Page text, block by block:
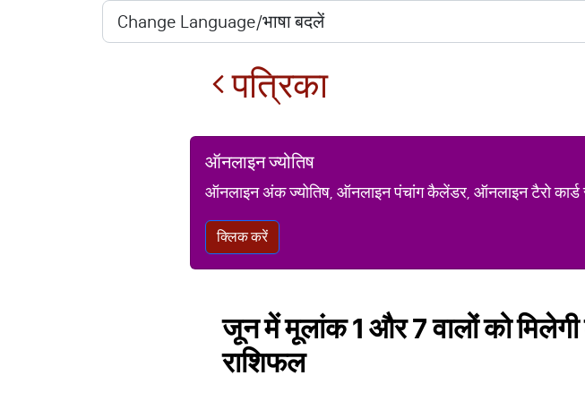
पत्रिका
ऑनलाइन ज्योतिष
ऑनलाइन अंक ज्योतिष, ऑनलाइन पंचांग कैलेंडर, ऑनलाइन टैरो कार्ड
क्लिक करें
जून में मूलांक 1 और 7 वालों को
राशिफल